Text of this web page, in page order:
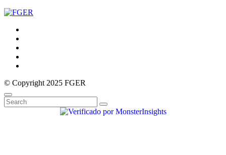
© Copyright 2025 FGER